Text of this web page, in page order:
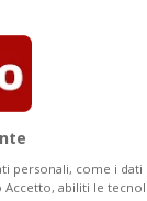
personali, come i dati
abiliti le